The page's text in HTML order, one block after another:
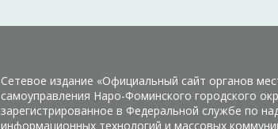
Сетевое издание «Официальный сайт органов
самоуправления Наро-Фоминского городского
зарегистрированное в Федеральной службе по
информационных технологий и массовых